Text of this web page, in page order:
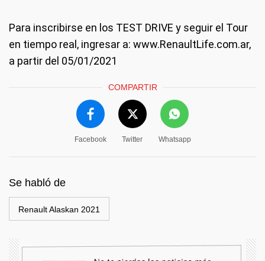
Para inscribirse en los TEST DRIVE y seguir el Tour
en tiempo real, ingresar a: www.RenaultLife.com.ar,
a partir del 05/01/2021
COMPARTIR
Facebook Twitter Whatsapp
Se habló de
Renault Alaskan 2021